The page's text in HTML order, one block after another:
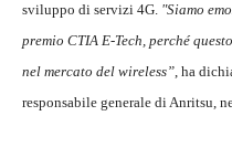
sviluppo di servizi 4G. "Siamo
premio CTIA E-Tech, perché
nel mercato del wireless”, ha
responsabile generale di Anritsu,